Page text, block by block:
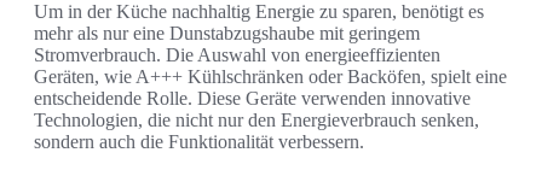
Um in der Küche nachhaltig Energie zu sparen, benötigt es
mehr als nur eine Dunstabzugshaube mit geringem
Stromverbrauch. Die Auswahl von energieeffizienten
Geräten, wie A+++ Kühlschränken oder Backöfen, spielt eine
entscheidende Rolle. Diese Geräte verwenden innovative
Technologien, die nicht nur den Energieverbrauch senken,
sondern auch die Funktionalität verbessern.